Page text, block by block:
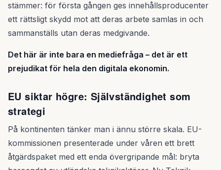
stämmer: för första gången ges innehållsproducenter
ett rättsligt skydd mot att deras arbete samlas in och
sammanställs utan deras medgivande.
Det här är inte bara en mediefråga – det är ett
prejudikat för hela den digitala ekonomin.
EU siktar högre: Självständighet som
strategi
På kontinenten tänker man i ännu större skala. EU-
kommissionen presenterade under våren ett brett
åtgärdspaket med ett enda övergripande mål: bryta